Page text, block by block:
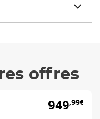
offres
949,99€